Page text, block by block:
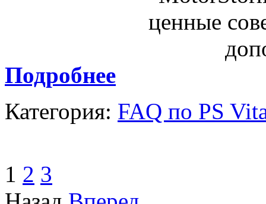
Подробнее
Категория: FAQ по PS
1 2 3